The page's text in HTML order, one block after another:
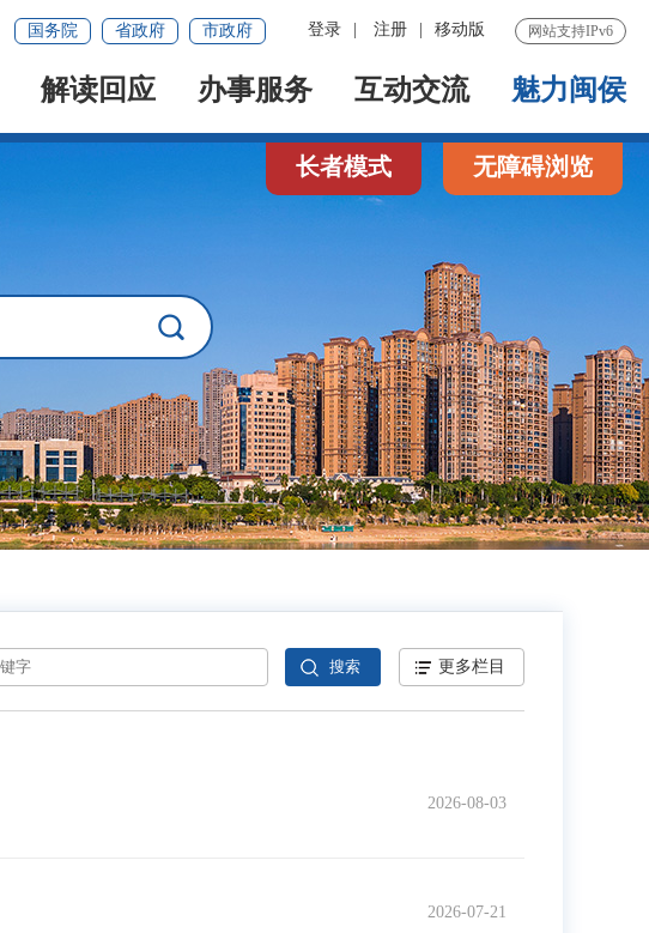
网站支持IPv6
登录 注册 移动版
国务院 省政府 市政府
解读回应 办事服务 互动交流 魅力闽侯
长者模式 无障碍浏览
更多栏目
2026-08-03
2026-07-21